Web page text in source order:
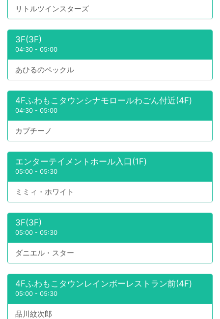
リトルツインスターズ
3F(3F)
04:30 - 05:00
あひるのペックル
4Fふわもこタウンシナモロールわごん付近(4F)
04:30 - 05:00
カプチーノ
エンターテイメントホール入口(1F)
05:00 - 05:30
ミミィ・ホワイト
3F(3F)
05:00 - 05:30
ダニエル・スター
4Fふわもこタウンレインボーレストラン前(4F)
05:00 - 05:30
品川紋次郎